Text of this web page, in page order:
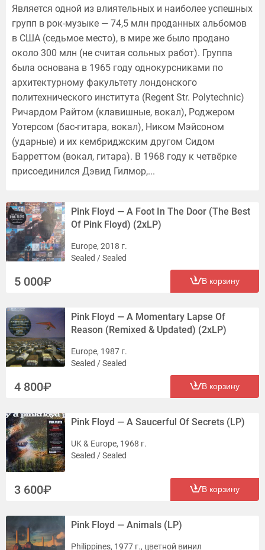
Является одной из влиятельных и наиболее успешных
групп в рок-музыке — 74,5 млн проданных альбомов
в США (седьмое место), в мире же было продано
около 300 млн (не считая сольных работ). Группа
была основана в 1965 году однокурсниками по
архитектурному факультету лондонского
политехнического института (Regent Str. Polytechnic)
Ричардом Райтом (клавишные, вокал), Роджером
Уотерсом (бас-гитара, вокал), Ником Мэйсоном
(ударные) и их кембриджским другом Сидом
Барреттом (вокал, гитара). В 1968 году к четвёрке
присоединился Дэвид Гилмор,...
Pink Floyd — A Foot In The Door (The Best
Of Pink Floyd) (2xLP)
Europe, 2018 г.
Sealed / Sealed
5 000 В корзину
Pink Floyd — A Momentary Lapse Of
Reason (Remixed & Updated) (2xLP)
Europe, 1987 г.
Sealed / Sealed
4 800 В корзину
Pink Floyd — A Saucerful Of Secrets (LP)
UK & Europe, 1968 г.
Sealed / Sealed
3 600 В корзину
Pink Floyd — Animals (LP)
Philippines, 1977 г., цветной винил